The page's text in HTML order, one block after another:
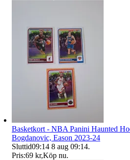
Basketkort - NBA Panini Haunted
Bogdanovic, Eason 2023-24
Sluttid09:14 8 aug 09:14.
Pris:69 kr,Köp nu.